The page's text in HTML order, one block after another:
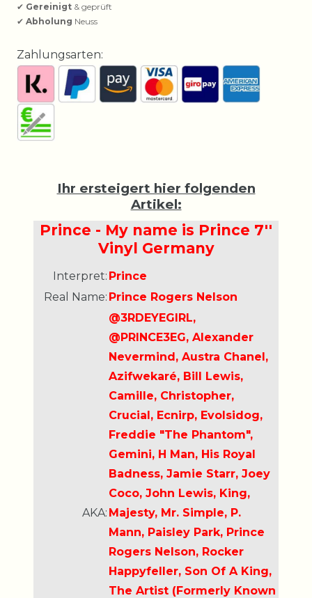
✔ Gereinigt & geprüft
✔ Abholung Neuss
Zahlungsarten:
Ihr ersteigert hier folgenden
Artikel:
Prince - My name is Prince 7''
Vinyl Germany
Interpret: Prince
Real Name: Prince Rogers Nelson
AKA:
@3RDEYEGIRL,
@PRINCE3EG, Alexander
Nevermind, Austra Chanel,
Azifwekaré, Bill Lewis,
Camille, Christopher,
Crucial, Ecnirp, Evolsidog,
Freddie "The Phantom",
Gemini, H Man, His Royal
Badness, Jamie Starr, Joey
Coco, John Lewis, King,
Majesty, Mr. Simple, P.
Mann, Paisley Park, Prince
Rogers Nelson, Rocker
Happyfeller, Son Of A King,
The Artist (Formerly Known